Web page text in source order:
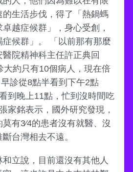
的生活步伐，得了「熱鍋螞
越症候群」，身心受創，
症候群」。 「以前那有那麼
院精神科主任許正典回
大約只有10個病人，現在倍
診從8點半看到下午2點
到晚上11點，忙到沒時間吃
家銘表示，國外研究發現，
有3∕4的患者沒有就醫、沒
台灣相去不遠。
立說，目前還沒有其他人